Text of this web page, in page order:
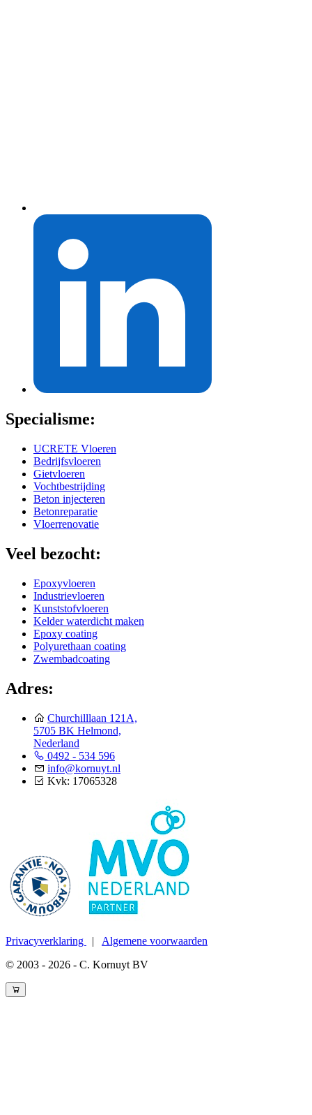
Specialisme:
UCRETE Vloeren
Bedrijfsvloeren
Gietvloeren
Vochtbestrijding
Beton injecteren
Betonreparatie
Vloerrenovatie
Veel bezocht:
Epoxyvloeren
Industrievloeren
Kunststofvloeren
Kelder waterdicht maken
Epoxy coating
Polyurethaan coating
Zwembadcoating
Adres:
Churchilllaan 121A,
5705 BK Helmond,
Nederland
0492 - 534 596
info@kornuyt.nl
Kvk: 17065328
Privacyverklaring | Algemene voorwaarden
© 2003 - 2026 - C. Kornuyt BV